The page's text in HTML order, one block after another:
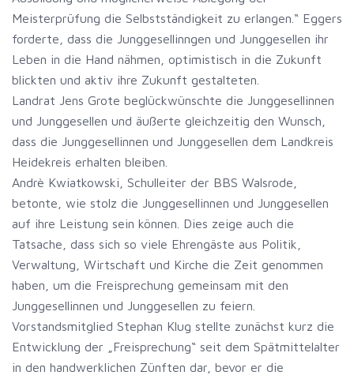
Meisterprüfung die Selbstständigkeit zu erlangen.“ Eggers
forderte, dass die Junggesellinngen und Junggesellen ihr
Leben in die Hand nähmen, optimistisch in die Zukunft
blickten und aktiv ihre Zukunft gestalteten.
Landrat Jens Grote beglückwünschte die Junggesellinnen
und Junggesellen und äußerte gleichzeitig den Wunsch,
dass die Junggesellinnen und Junggesellen dem Landkreis
Heidekreis erhalten bleiben.
Andrè Kwiatkowski, Schulleiter der BBS Walsrode,
betonte, wie stolz die Junggesellinnen und Junggesellen
auf ihre Leistung sein können. Dies zeige auch die
Tatsache, dass sich so viele Ehrengäste aus Politik,
Verwaltung, Wirtschaft und Kirche die Zeit genommen
haben, um die Freisprechung gemeinsam mit den
Junggesellinnen und Junggesellen zu feiern.
Vorstandsmitglied Stephan Klug stellte zunächst kurz die
Entwicklung der „Freisprechung“ seit dem Spätmittelalter
in den handwerklichen Zünften dar, bevor er die